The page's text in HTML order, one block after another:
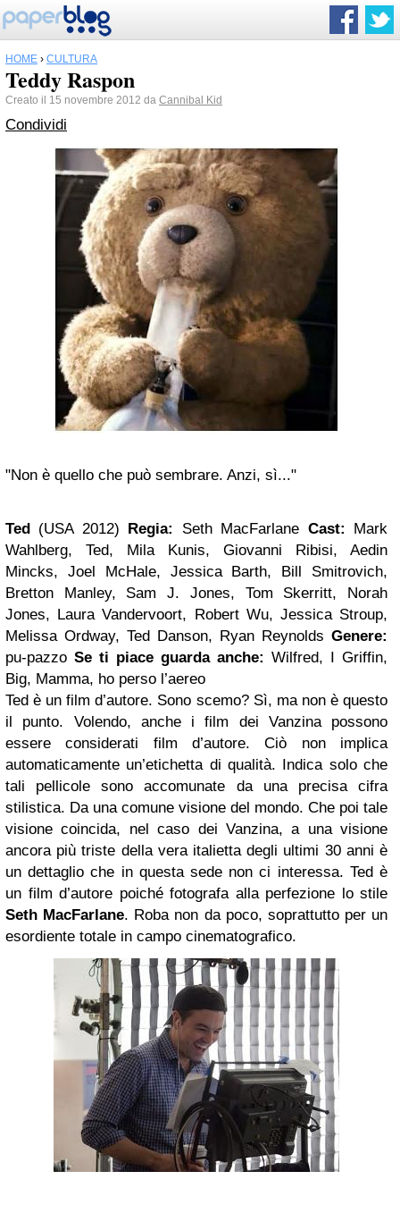
HOME › CULTURA
Teddy Raspon
Creato il 15 novembre 2012 da Cannibal Kid
Condividi
"Non è quello che può sembrare. Anzi, sì..."
Ted (USA 2012) Regia: Seth MacFarlane Cast: Mark
Wahlberg, Ted, Mila Kunis, Giovanni Ribisi, Aedin
Mincks, Joel McHale, Jessica Barth, Bill Smitrovich,
Bretton Manley, Sam J. Jones, Tom Skerritt, Norah
Jones, Laura Vandervoort, Robert Wu, Jessica Stroup,
Melissa Ordway, Ted Danson, Ryan Reynolds Genere:
pu-pazzo Se ti piace guarda anche: Wilfred, I Griffin,
Big, Mamma, ho perso l’aereo
Ted è un film d’autore. Sono scemo? Sì, ma non è questo
il punto. Volendo, anche i film dei Vanzina possono
essere considerati film d’autore. Ciò non implica
automaticamente un’etichetta di qualità. Indica solo che
tali pellicole sono accomunate da una precisa cifra
stilistica. Da una comune visione del mondo. Che poi tale
visione coincida, nel caso dei Vanzina, a una visione
ancora più triste della vera italietta degli ultimi 30 anni è
un dettaglio che in questa sede non ci interessa. Ted è
un film d’autore poiché fotografa alla perfezione lo stile
Seth MacFarlane. Roba non da poco, soprattutto per un
esordiente totale in campo cinematografico.